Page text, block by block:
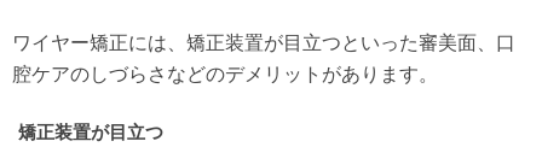
ワイヤー矯正には、矯正装置が目立つといった審美面、口
腔ケアのしづらさなどのデメリットがあります。
矯正装置が目立つ